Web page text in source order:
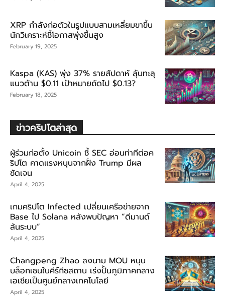
XRP กำลังก่อตัวในรูปแบบสามเหลี่ยมขาขึ้น
นักวิเคราะห์ชี้โอกาสพุ่งขึ้นสูง
February 19, 2025
Kaspa (KAS) พุ่ง 37% รายสัปดาห์ ลุ้นทะลุ
แนวต้าน $0.11 เป้าหมายถัดไป $0.13?
February 18, 2025
ข่าวคริปโตล่าสุด
ผู้ร่วมก่อตั้ง Unicoin ชี้ SEC อ่อนท่าทีต่อค
ริปโต คาดแรงหนุนจากฝั่ง Trump มีผล
ชัดเจน
April 4, 2025
เกมคริปโต Infected เปลี่ยนเครือข่ายจาก
Base ไป Solana หลังพบปัญหา “ดีมานด์
ล้นระบบ”
April 4, 2025
Changpeng Zhao ลงนาม MOU หนุน
บล็อกเชนในคีร์กีซสถาน เร่งปั้นภูมิภาคกลาง
เอเชียเป็นศูนย์กลางเทคโนโลยี
April 4, 2025